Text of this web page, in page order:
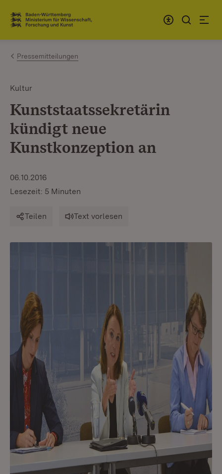
Zum Inhalt springen
Link zur Startseite
Pressemitteilungen
Kultur
Kunststaatssekretärin
kündigt neue
Kunstkonzeption an
06.10.2016
Lesezeit: 5 Minuten
Teilen Text vorlesen